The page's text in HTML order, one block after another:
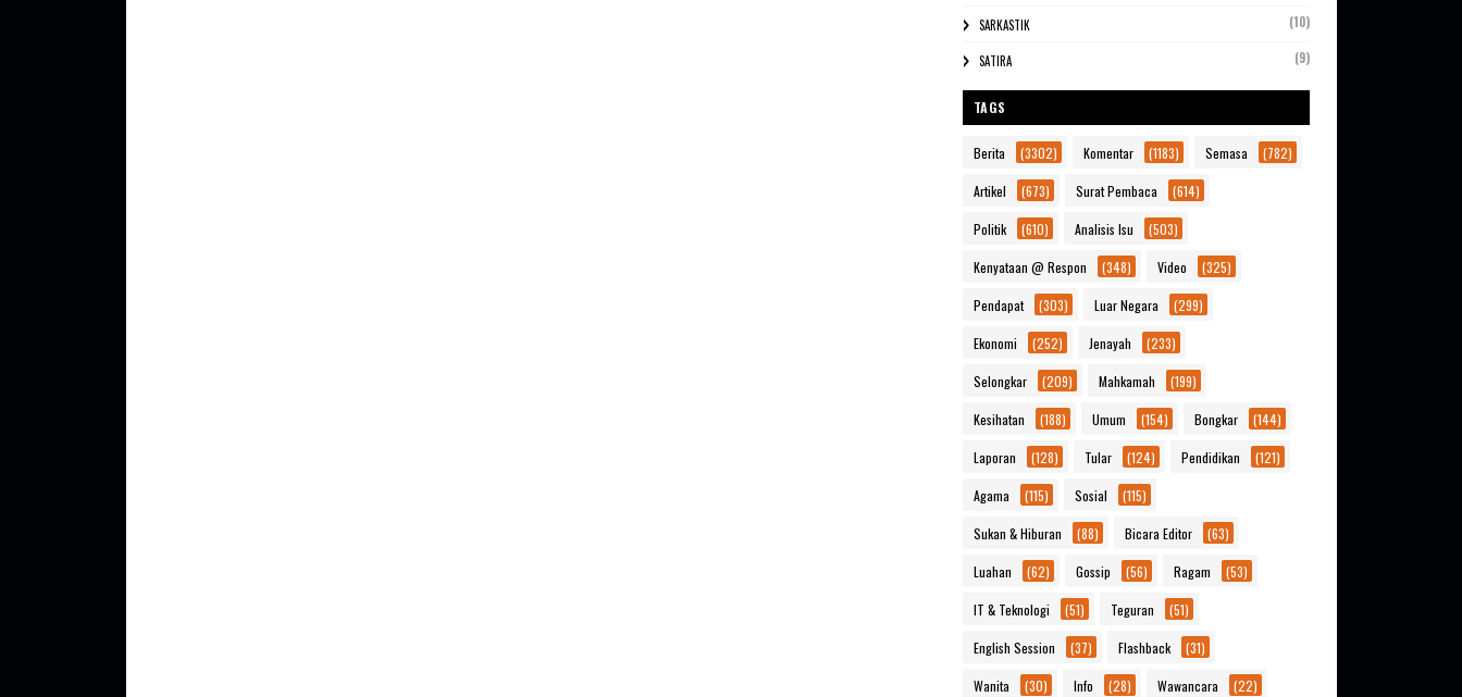
SARKASTIK (10)
SATIRA (9)
TAGS
Berita (3302) Komentar (1183) Semasa (782)
Artikel (673) Surat Pembaca (614)
Politik (610) Analisis Isu (503)
Kenyataan @ Respon (348) Video (325)
Pendapat (303) Luar Negara (299)
Ekonomi (252) Jenayah (233)
Selongkar (209) Mahkamah (199)
Kesihatan (188) Umum (154) Bongkar (144)
Laporan (128) Tular (124) Pendidikan (121)
Agama (115) Sosial (115)
Sukan & Hiburan (88) Bicara Editor (63)
Luahan (62) Gossip (56) Ragam (53)
IT & Teknologi (51) Teguran (51)
English Session (37) Flashback (31)
Wanita (30) Info (28) Wawancara (22)